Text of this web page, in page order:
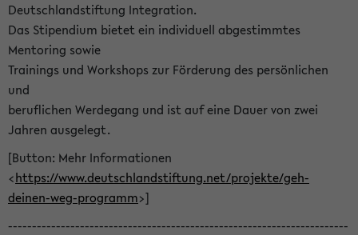
Deutschlandstiftung Integration.
Das Stipendium bietet ein individuell abgestimmtes
Mentoring sowie
Trainings und Workshops zur Förderung des persönlichen
und
beruflichen Werdegang und ist auf eine Dauer von zwei
Jahren ausgelegt.
[Button: Mehr Informationen
<https://www.deutschlandstiftung.net/projekte/geh-
deinen-weg-programm>]
-----------------------------------------------------------------------